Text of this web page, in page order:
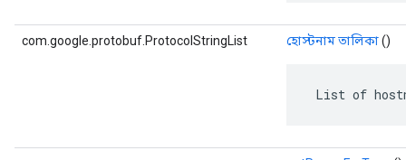
com.google.protobuf.ProtocolStringList হোস্টনাম তালিকা()
List of